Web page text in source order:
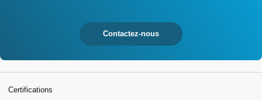
Contactez-nous
Certifications